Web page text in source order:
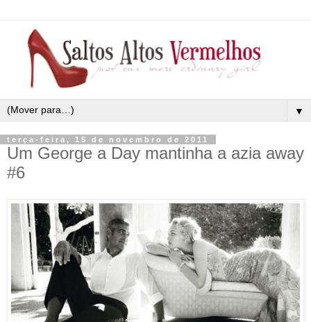
▼
terça-feira, 15 de novembro de 2011
Um George a Day mantinha a azia away
#6